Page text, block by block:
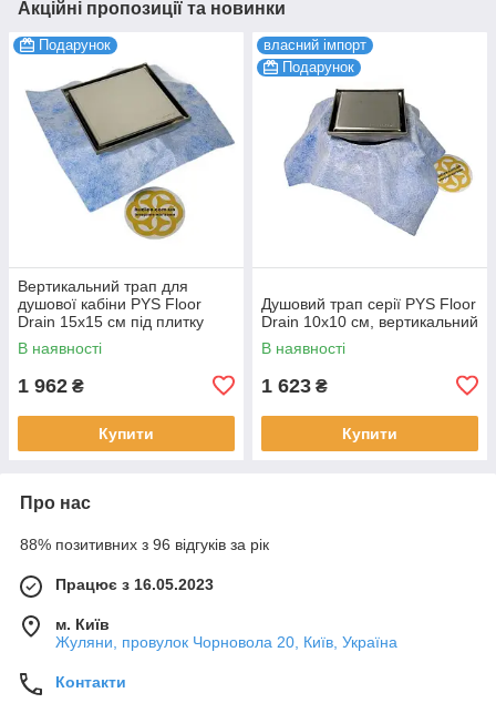
Акційні пропозиції та новинки
Подарунок
Вертикальний трап для
душової кабіни PYS Floor
Drain 15х15 см під плитку
Evimetal
В наявності
1 962 ₴
Купити
власний імпорт
Подарунок
Душовий трап серії PYS Floor
Drain 10х10 см, вертикальний
В наявності
1 623 ₴
Купити
Про нас
88% позитивних з 96 відгуків за рік
Працює з 16.05.2023
м. Київ
Жуляни, провулок Чорновола 20, Київ, Україна
Контакти